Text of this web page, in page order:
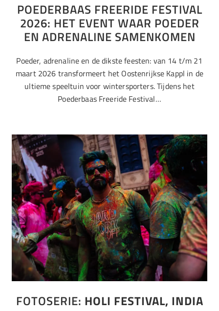
POEDERBAAS FREERIDE FESTIVAL
2026: HET EVENT WAAR POEDER
EN ADRENALINE SAMENKOMEN
Poeder, adrenaline en de dikste feesten: van 14 t/m 21
maart 2026 transformeert het Oostenrijkse Kappl in de
ultieme speeltuin voor wintersporters. Tijdens het
Poederbaas Freeride Festival…
FOTOSERIE: HOLI FESTIVAL, INDIA